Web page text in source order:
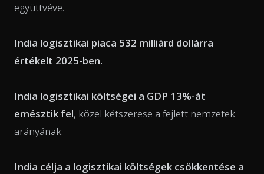
együttvéve.
India logisztikai piaca 532 milliárd dollárra
értékelt 2025-ben.
India logisztikai költségei a GDP 13%-át
emésztik fel, közel kétszerese a fejlett nemzetek
arányának.
India célja a logisztikai költségek csökkentése a